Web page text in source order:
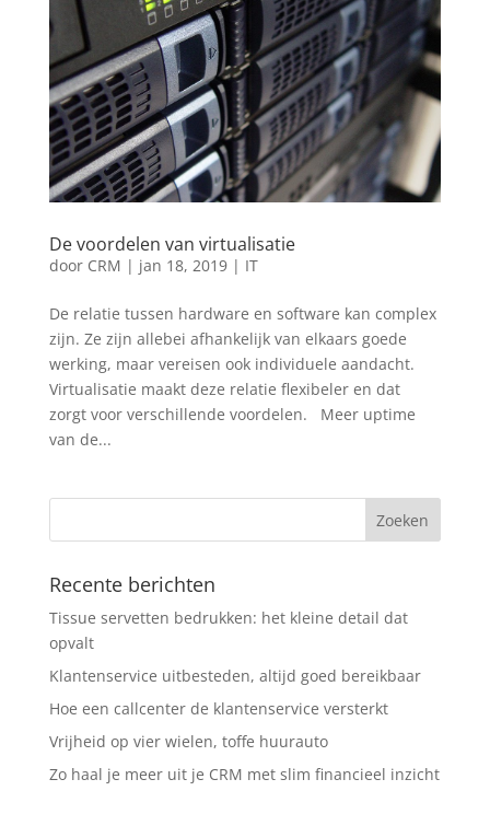
De voordelen van virtualisatie
door CRM | jan 18, 2019| IT
De relatie tussen hardware en software kan complex
zijn. Ze zijn allebei afhankelijk van elkaars goede
werking, maar vereisen ook individuele aandacht.
Virtualisatie maakt deze relatie flexibeler en dat
zorgt voor verschillende voordelen. Meer uptime
van de...
Recente berichten
Tissue servetten bedrukken: het kleine detail dat
opvalt
Klantenservice uitbesteden, altijd goed bereikbaar
Hoe een callcenter de klantenservice versterkt
Vrijheid op vier wielen, toffe huurauto
Zo haal je meer uit je CRM met slim financieel inzicht